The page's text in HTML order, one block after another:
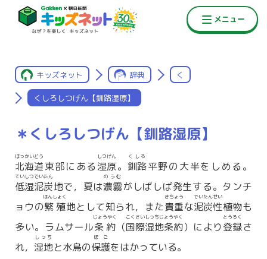
キッズネット 辞典 く
くしろしつげん【釧路湿原】
＊くしろしつげん【釧路湿原】
北海道
ほっかいどう
東部にある湿原
しつげん
。 釧路
くしろ
平野の大半をしめる。
低湿泥炭
ていしつでいたん
地で，夏は濃霧
のうむ
がしばしば発生する。タンチ
ョウの繁殖
はんしょく
地として知られ，また貴重
きちょう
な泥炭性
でいたんせい
植物も
多い。ラムサール条約
じょうやく
（国際湿地条約
こくさいしっちじょうやく
）により登録
とうろく
さ
れ， 湿地
しっち
と水鳥の保護
ほご
をはかっている。